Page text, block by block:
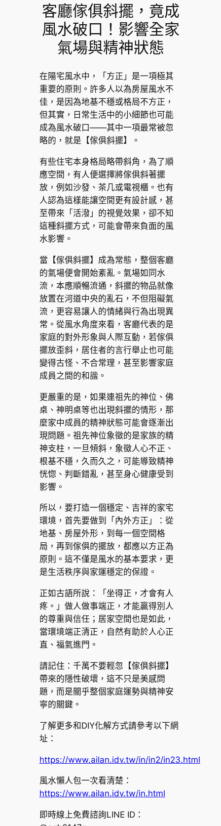
客廳傢俱斜擺，竟成
風水破口！影響全家
氣場與精神狀態
在陽宅風水中，「方正」是一項極其
重要的原則。許多人以為房屋風水不
佳，是因為地基不穩或格局不方正，
但其實，日常生活中的小細節也可能
成為風水破口——其中一項最常被忽
略的，就是【傢俱斜擺】。
有些住宅本身格局略帶斜角，為了順
應空間，有人便選擇將傢俱斜著擺
放，例如沙發、茶几或電視櫃。也有
人認為這樣能讓空間更有設計感，甚
至帶來「活潑」的視覺效果，卻不知
這種斜擺方式，可能會帶來負面的風
水影響。
當【傢俱斜擺】成為常態，整個客廳
的氣場便會開始紊亂。氣場如同水
流，本應順暢流通，斜擺的物品就像
放置在河道中央的亂石，不但阻礙氣
流，更容易讓人的情緒與行為出現異
常。從風水角度來看，客廳代表的是
家庭的對外形象與人際互動，若傢俱
擺放歪斜，居住者的言行舉止也可能
變得古怪、不合常理，甚至影響家庭
成員之間的和諧。
更嚴重的是，如果連祖先的神位、佛
桌、神明桌等也出現斜擺的情形，那
麼家中成員的精神狀態可能會逐漸出
現問題。祖先神位象徵的是家族的精
神支柱，一旦傾斜，象徵人心不正、
根基不穩，久而久之，可能導致精神
恍惚、判斷錯亂，甚至身心健康受到
影響。
所以，要打造一個穩定、吉祥的家宅
環境，首先要做到「內外方正」：從
地基、房屋外形，到每一個空間格
局，再到傢俱的擺放，都應以方正為
原則。這不僅是風水的基本要求，更
是生活秩序與家運穩定的保證。
正如古語所說：「坐得正，才會有人
疼。」做人做事端正，才能贏得別人
的尊重與信任；居家空間也是如此，
當環境端正清正，自然有助於人心正
直、福氣進門。
請記住：千萬不要輕忽【傢俱斜擺】
帶來的隱性破壞，這不只是美感問
題，而是關乎整個家庭運勢與精神安
寧的關鍵。
了解更多和DIY化解方式請參考以下網
址：
https://www.ailan.idv.tw/in/in2/in23.html
風水懶人包一次看清楚：
https://www.ailan.idv.tw/in.html
即時線上免費諮詢LINE ID：